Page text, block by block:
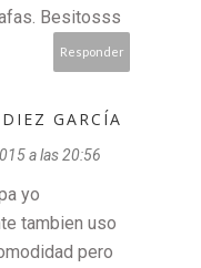
Besitosss
Responder
GARCÍA
a las 20:56
yo
tambien uso
pero